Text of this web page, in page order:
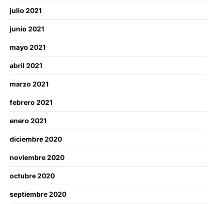
julio 2021
junio 2021
mayo 2021
abril 2021
marzo 2021
febrero 2021
enero 2021
diciembre 2020
noviembre 2020
octubre 2020
septiembre 2020